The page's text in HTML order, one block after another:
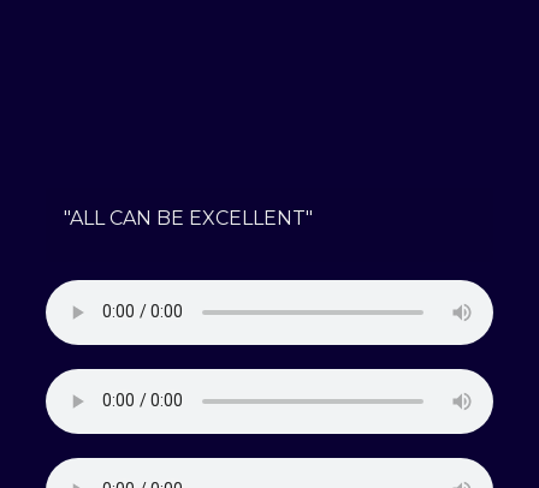
"ALL CAN BE EXCELLENT"